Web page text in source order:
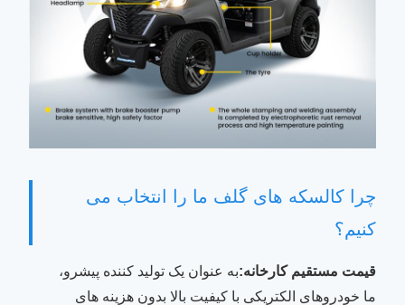
چرا کالسکه های گلف ما را انتخاب می
کنیم؟
قیمت مستقیم کارخانه:به عنوان یک تولید کننده پیشرو،
ما خودروهای الکتریکی با کیفیت بالا بدون هزینه های